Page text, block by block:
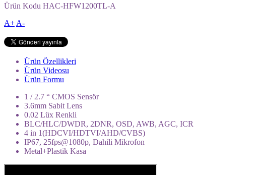
Ürün Kodu HAC-HFW1200TL-A
A+ A-
Ürün Özellikleri
Ürün Videosu
Ürün Formu
1 / 2.7 “ CMOS Sensör
3.6mm Sabit Lens
0.02 Lüx Renkli
BLC/HLC/DWDR, 2DNR, OSD, AWB, AGC, ICR
4 in 1(HDCVI/HDTVI/AHD/CVBS)
IP67, 25fps@1080p, Dahili Mikrofon
Metal+Plastik Kasa